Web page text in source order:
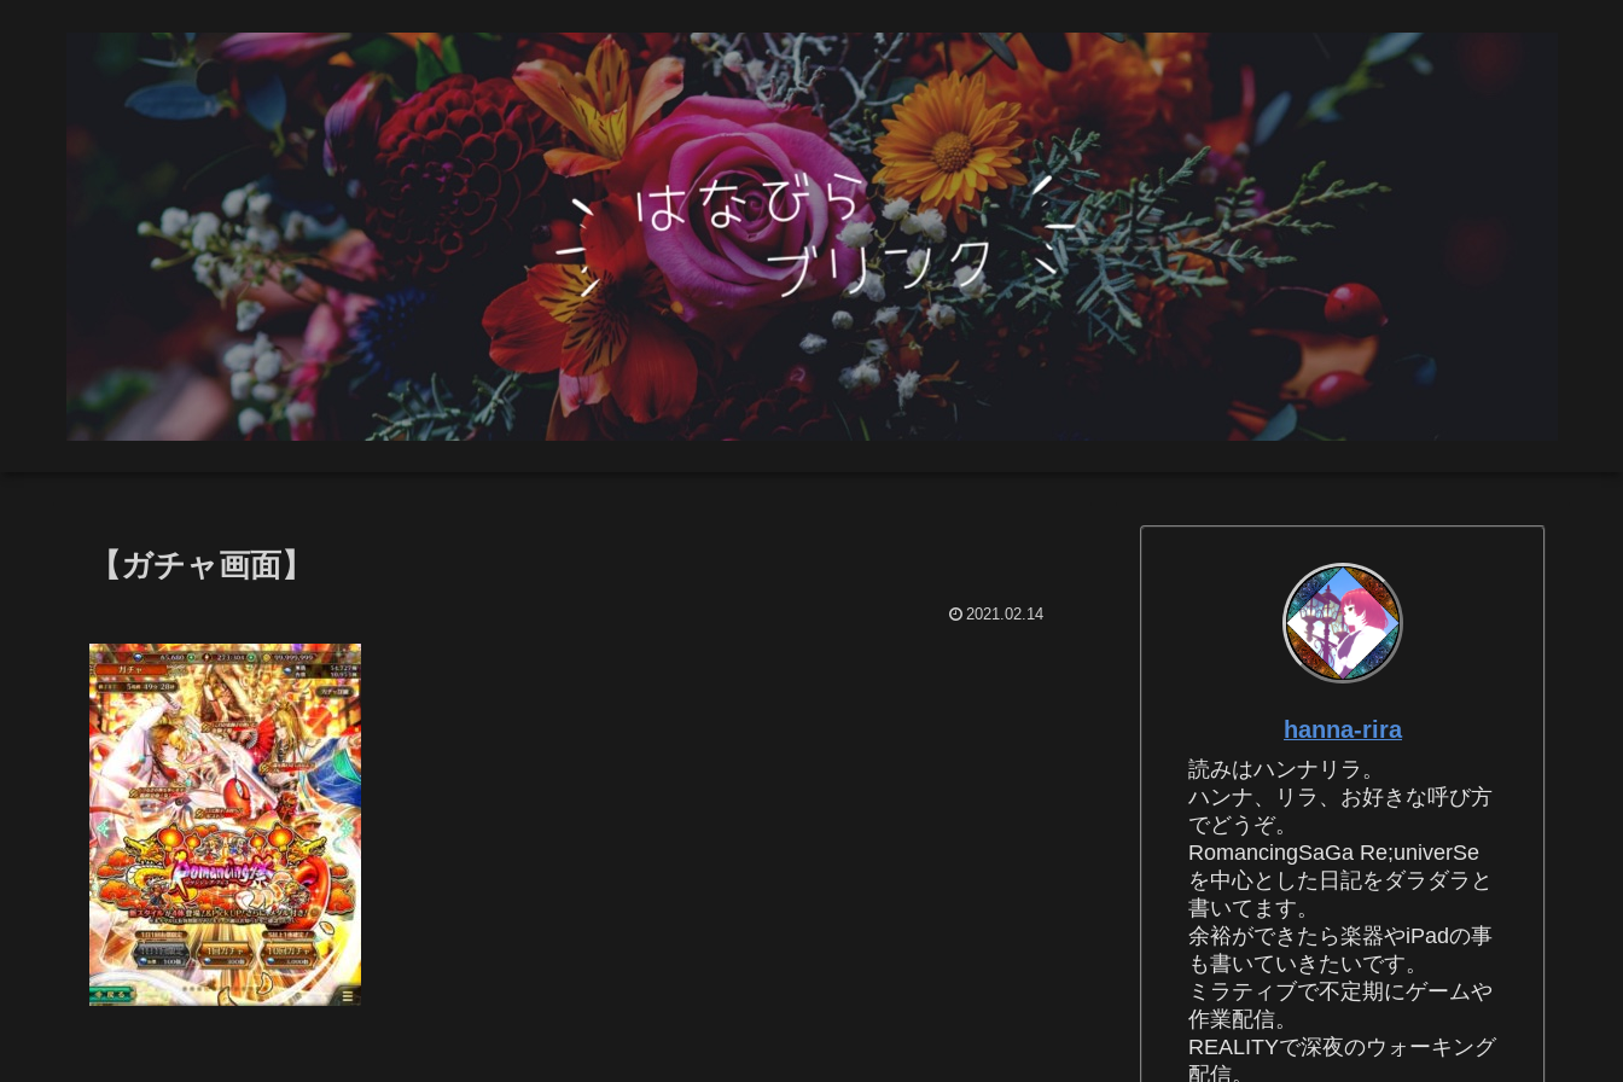
【ガチャ画面】
2021.02.14
hanna-rira
読みはハンナリラ。
ハンナ、リラ、お好きな呼び方
でどうぞ。
RomancingSaGa Re;univerSe
を中心とした日記をダラダラと
書いてます。
余裕ができたら楽器やiPadの事
も書いていきたいです。
ミラティブで不定期にゲームや
作業配信。
REALITYで深夜のウォーキング
配信。